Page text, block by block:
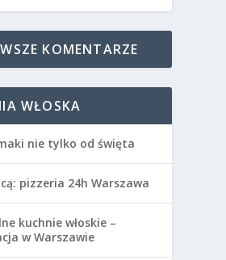
KOMENTARZE
WŁOSKA
nie tylko od święta
pizzeria 24h Warszawa
kuchnie włoskie –
w Warszawie